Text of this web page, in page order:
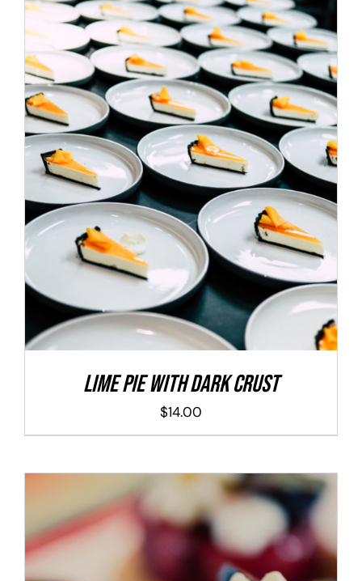
ADD TO CART DETALLES
Lime Pie With Dark Crust
$14.00